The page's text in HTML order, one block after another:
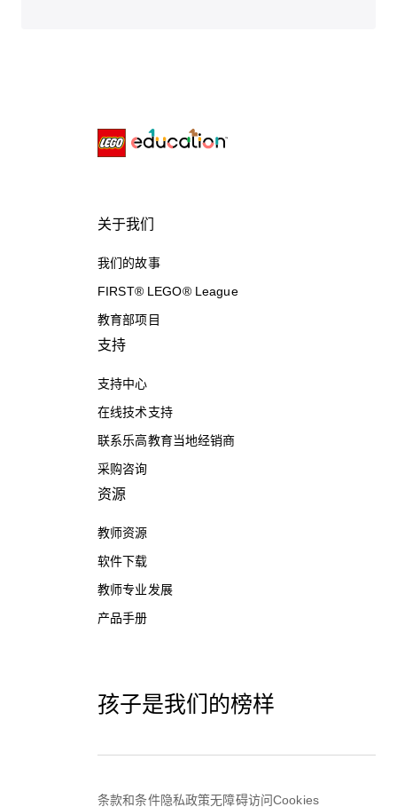
关于我们
我们的故事
FIRST® LEGO® League
教育部项目
支持
支持中心
在线技术支持
联系乐高教育当地经销商
采购咨询
资源
教师资源
软件下载
教师专业发展
产品手册
孩子是我们的榜样
条款和条件隐私政策无障碍访问Cookies